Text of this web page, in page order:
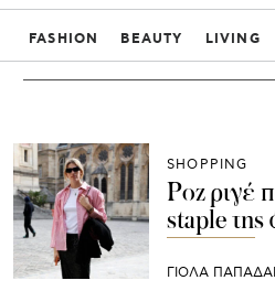
FASHION BEAUTY LIVING
SHOPPING
Ροζ ριγέ
staple της
ΓΙΌΛΑ